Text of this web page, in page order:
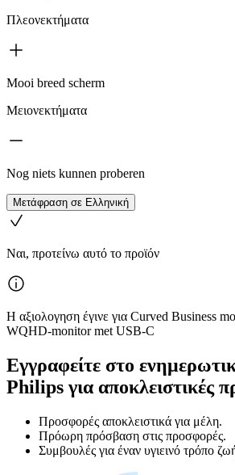
Πλεονεκτήματα
Mooi breed scherm
Μειονεκτήματα
Nog niets kunnen proberen
Μετάφραση σε Ελληνική
Ναι, προτείνω αυτό το προϊόν
Η αξιολογηση έγινε για Curved Business
WQHD-monitor met USB-C
Εγγραφείτε στο
Philips για αποκλειστικές
Προσφορές αποκλειστικά για μέλη.
Πρόωρη πρόσβαση στις προσφορές.
Συμβουλές για έναν υγιεινό τρόπο